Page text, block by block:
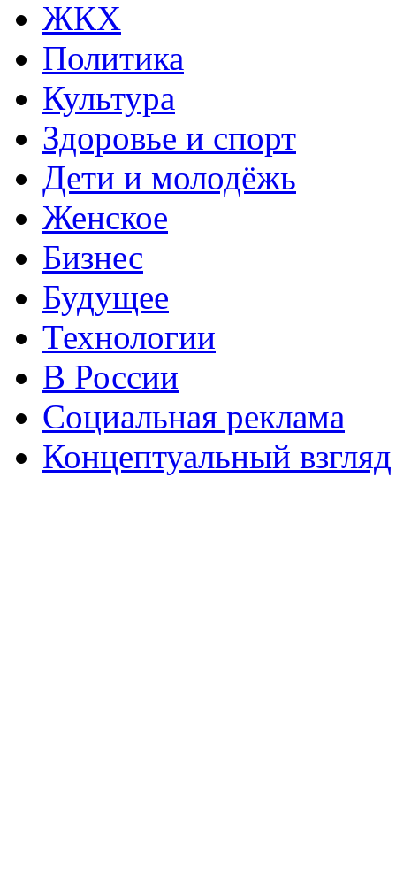
ЖКХ
Политика
Культура
Здоровье и спорт
Дети и молодёжь
Женское
Бизнес
Будущее
Технологии
В России
Социальная реклама
Концептуальный взгляд